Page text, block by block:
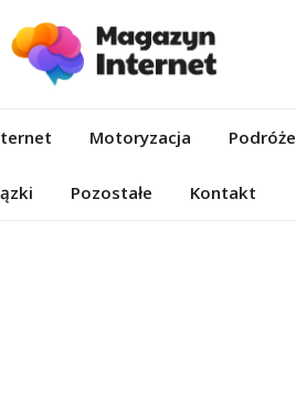
Motoryzacja Podróże
Pozostałe Kontakt